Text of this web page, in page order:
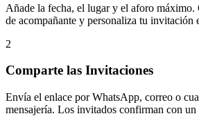
Añade la fecha, el lugar y el aforo máximo.
de acompañante y personaliza tu invitación
2
Comparte las Invitaciones
Envía el enlace por WhatsApp, correo o
mensajería. Los invitados confirman con